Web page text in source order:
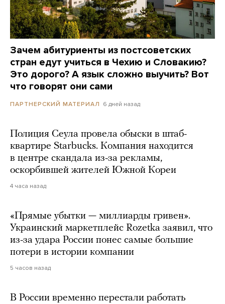
Зачем абитуриенты из постсоветских
стран едут учиться в Чехию и Словакию?
Это дорого? А язык сложно выучить? Вот
что говорят они сами
ПАРТНЕРСКИЙ МАТЕРИАЛ 6 дней назад
Полиция Сеула провела обыски в штаб-
квартире Starbucks. Компания находится
в центре скандала из-за рекламы,
оскорбившей жителей Южной Кореи
4 часа назад
«Прямые убытки — миллиарды гривен».
Украинский маркетплейс Rozetka заявил, что
из-за удара России понес самые большие
потери в истории компании
5 часов назад
В России временно перестали работать